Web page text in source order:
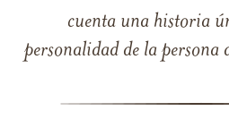
cuenta una historia
personalidad de la persona